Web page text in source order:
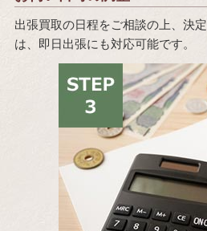
出張買取の日程をご相談の上、決
は、即日出張にも対応可能です。